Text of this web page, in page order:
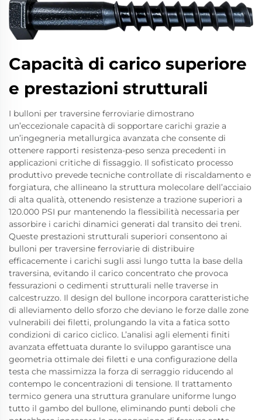
Capacità di carico superiore
e prestazioni strutturali
I bulloni per traversine ferroviarie dimostrano
un’eccezionale capacità di sopportare carichi grazie a
un’ingegneria metallurgica avanzata che consente di
ottenere rapporti resistenza-peso senza precedenti in
applicazioni critiche di fissaggio. Il sofisticato processo
produttivo prevede tecniche controllate di riscaldamento e
forgiatura, che allineano la struttura molecolare dell’acciaio
di alta qualità, ottenendo resistenze a trazione superiori a
120.000 PSI pur mantenendo la flessibilità necessaria per
assorbire i carichi dinamici generati dal transito dei treni.
Queste prestazioni strutturali superiori consentono ai
bulloni per traversine ferroviarie di distribuire
efficacemente i carichi sugli assi lungo tutta la base della
traversina, evitando il carico concentrato che provoca
fessurazioni o cedimenti strutturali nelle traverse in
calcestruzzo. Il design del bullone incorpora caratteristiche
di alleviamento dello sforzo che deviano le forze dalle zone
vulnerabili dei filetti, prolungando la vita a fatica sotto
condizioni di carico ciclico. L’analisi agli elementi finiti
avanzata effettuata durante lo sviluppo garantisce una
geometria ottimale dei filetti e una configurazione della
testa che massimizza la forza di serraggio riducendo al
contempo le concentrazioni di tensione. Il trattamento
termico genera una struttura granulare uniforme lungo
tutto il gambo del bullone, eliminando punti deboli che